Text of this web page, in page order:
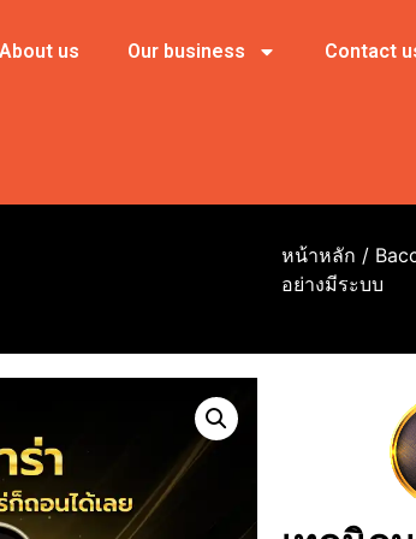
About us Our business Contact
หน้าหลัก /
อย่างมีระบบ